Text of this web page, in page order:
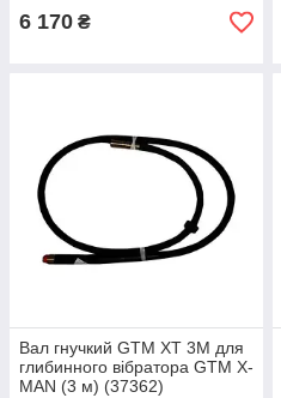
6 170 ₴
Вал гнучкий GTM XT 3M для
глибинного вібратора GTM X-
MAN (3 м) (37362)